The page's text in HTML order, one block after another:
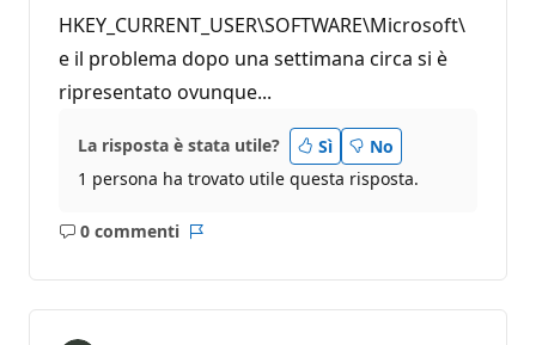
HKEY_CURRENT_USER\SOFTWARE\Microsoft\
e il problema dopo una settimana circa si è
ripresentato ovunque...
La risposta è stata utile? Sì
No
1 persona ha trovato utile questa risposta.
0 commenti
Nessun